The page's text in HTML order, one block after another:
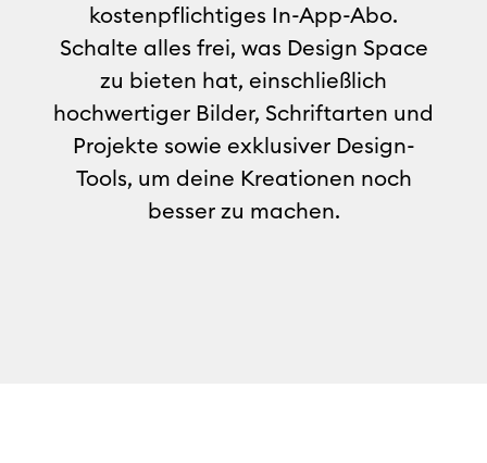
kostenpflichtiges In-App-Abo.
Schalte alles frei, was Design Space
zu bieten hat, einschließlich
hochwertiger Bilder, Schriftarten und
Projekte sowie exklusiver Design-
Tools, um deine Kreationen noch
besser zu machen.